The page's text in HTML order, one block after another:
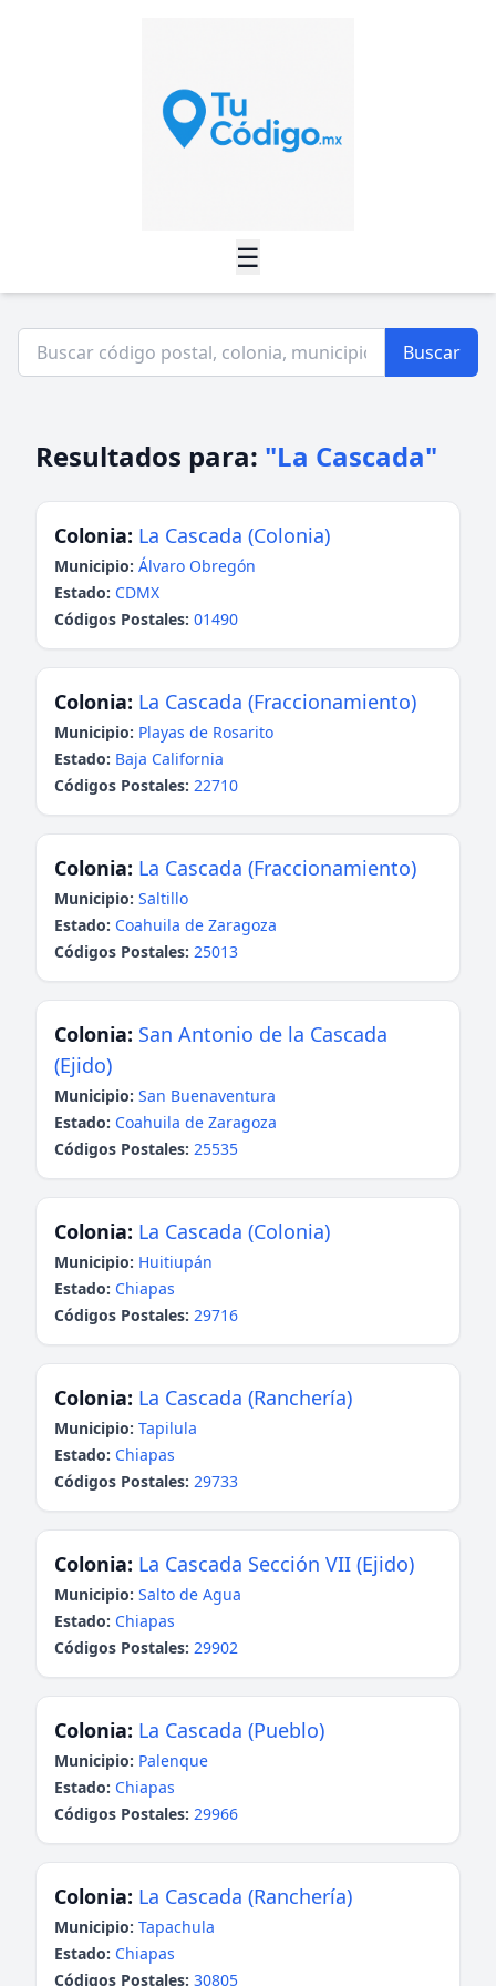
☰
Buscar
Resultados para: "La Cascada"
Colonia: La Cascada (Colonia)
Municipio: Álvaro Obregón
Estado: CDMX
Códigos Postales: 01490
Colonia: La Cascada (Fraccionamiento)
Municipio: Playas de Rosarito
Estado: Baja California
Códigos Postales: 22710
Colonia: La Cascada (Fraccionamiento)
Municipio: Saltillo
Estado: Coahuila de Zaragoza
Códigos Postales: 25013
Colonia: San Antonio de la Cascada
(Ejido)
Municipio: San Buenaventura
Estado: Coahuila de Zaragoza
Códigos Postales: 25535
Colonia: La Cascada (Colonia)
Municipio: Huitiupán
Estado: Chiapas
Códigos Postales: 29716
Colonia: La Cascada (Ranchería)
Municipio: Tapilula
Estado: Chiapas
Códigos Postales: 29733
Colonia: La Cascada Sección VII (Ejido)
Municipio: Salto de Agua
Estado: Chiapas
Códigos Postales: 29902
Colonia: La Cascada (Pueblo)
Municipio: Palenque
Estado: Chiapas
Códigos Postales: 29966
Colonia: La Cascada (Ranchería)
Municipio: Tapachula
Estado: Chiapas
Códigos Postales: 30805